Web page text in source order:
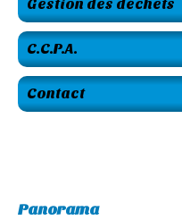
Gestion des déchets
C.C.P.A.
Contact
Panorama